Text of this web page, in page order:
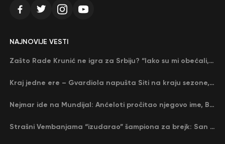
NAJNOVIJE VESTI
Zašto Rade Krunić ne igra za Srbiju? “Iako su mi obećali, niko me nije zvao…”
Kraj jedne ere – Gvardiola napušta Siti na kraju sezone, menja ga njegov nekadašnji rival
Nejmar ide na Mundijal: Anćeloti pročitao njegovo ime, Brazil u delirijumu (VIDEO)
Strašni Vembanjama “izudarao” šampiona za brejk: San Antonio poveo protiv Oklahome